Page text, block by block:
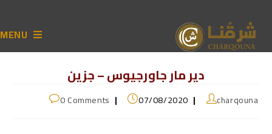
MENU
دير مار جاورجيوس – جزين
charqouna
07/08/2020
0 Comments